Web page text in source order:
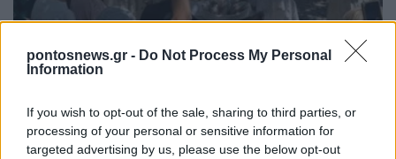
pontosnews.gr - Do Not Process My Personal
Information
If you wish to opt-out of the sale, sharing to third parties, or
processing of your personal or sensitive information for
targeted advertising by us, please use the below opt-out
ΟΜΟΓΕΝΕΙΑ
Τένεδος: Ευλογήθηκε ο πρώτος τρύγος στην Αγία
Παρασκευή – Το αντάμωμα των Τενεδίων
1/08/2026 - 11:45πμ